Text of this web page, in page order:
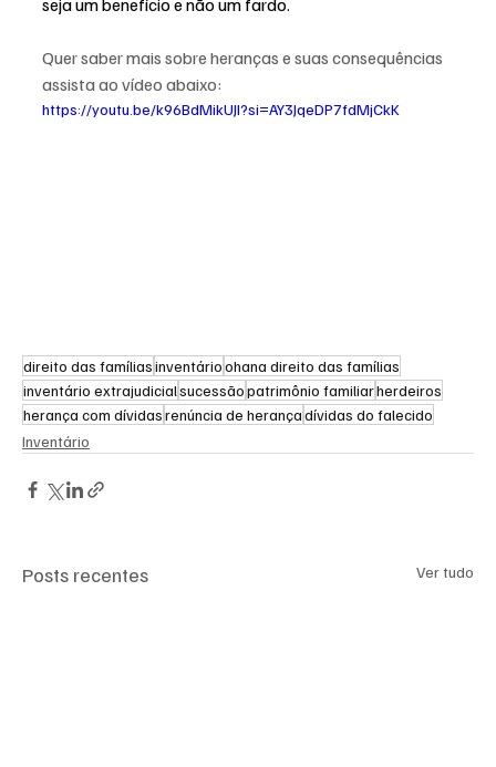
Quer saber mais sobre heranças e suas consequências
assista ao vídeo abaixo:
https://youtu.be/k96BdMikUJI?si=AY3JqeDP7fdMjCkK
direito das famíliasinventárioohana direito das famílias
inventário extrajudicialsucessãopatrimônio familiarherdeiros
herança com dívidasrenúncia de herançadívidas do falecido
Inventário
Posts recentes Ver tudo